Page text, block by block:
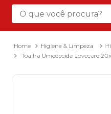
O que você procura?
Higiene & Limpeza
Toalha Umedecida Lovecare
Termos mais buscados
mochila
2º sacola
3º mala